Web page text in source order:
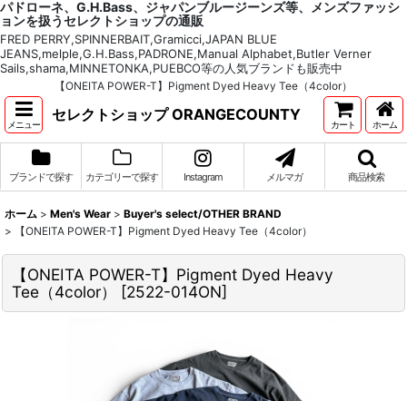
パドローネ、G.H.Bass、ジャパンブルージーンズ等、メンズファッシ
ョンを扱うセレクトショップの通販
FRED PERRY,SPINNERBAIT,Gramicci,JAPAN BLUE
JEANS,melple,G.H.Bass,PADRONE,Manual Alphabet,Butler Verner
Sails,shama,MINNETONKA,PUEBCO等の人気ブランドも販売中
【ONEITA POWER-T】Pigment Dyed Heavy Tee（4color）
メニュー
セレクトショップ ORANGECOUNTY
カート ホーム
ブランドで探す カテゴリーで探す Instagram メルマガ 商品検索
ホーム > Men's Wear > Buyer's select/OTHER BRAND
>
【ONEITA POWER-T】Pigment Dyed Heavy Tee（4color）
【ONEITA POWER-T】Pigment Dyed Heavy
Tee（4color）
[2522-014ON]